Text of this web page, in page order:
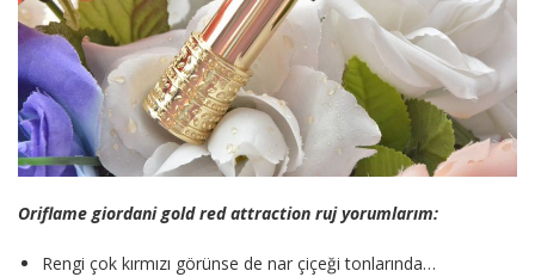
Oriflame giordani gold red attraction ruj yorumlarım:
Rengi çok kırmızı görünse de nar çiçeği tonlarında…